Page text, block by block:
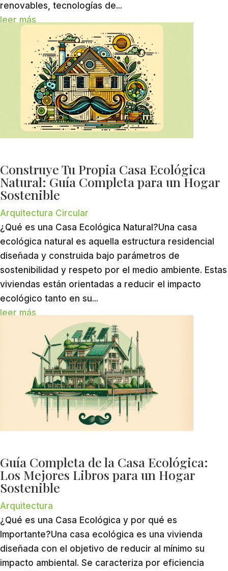
renovables, tecnologías de...
leer más
Construye Tu Propia Casa Ecológica
Natural: Guía Completa para un Hogar
Sostenible
Arquitectura Circular
¿Qué es una Casa Ecológica Natural?Una casa
ecológica natural es aquella estructura residencial
diseñada y construida bajo parámetros de
sostenibilidad y respeto por el medio ambiente. Estas
viviendas están orientadas a reducir el impacto
ecológico tanto en su...
leer más
Guía Completa de la Casa Ecológica:
Los Mejores Libros para un Hogar
Sostenible
Arquitectura
¿Qué es una Casa Ecológica y por qué es
Importante?Una casa ecológica es una vivienda
diseñada con el objetivo de reducir al mínimo su
impacto ambiental. Se caracteriza por eficiencia